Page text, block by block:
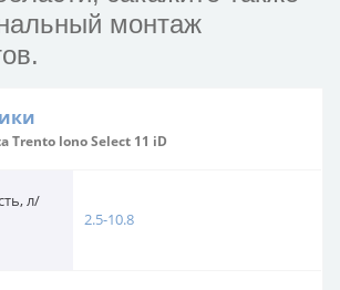
монтаж
Trento lono Select 11 iD
л/
2.5-10.8